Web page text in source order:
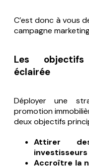
C’est donc à vous
campagne
Les objectifs
éclairée
Déployer une
promotion
deux objectifs
Attirer
investisseurs
Accroître la